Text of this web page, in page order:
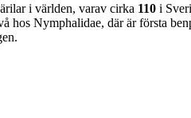
i världen, varav cirka 110 i
Nymphalidae, där är första